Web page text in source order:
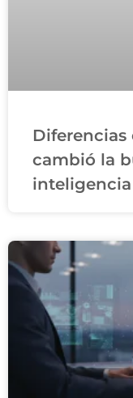
Diferencias
cambió la